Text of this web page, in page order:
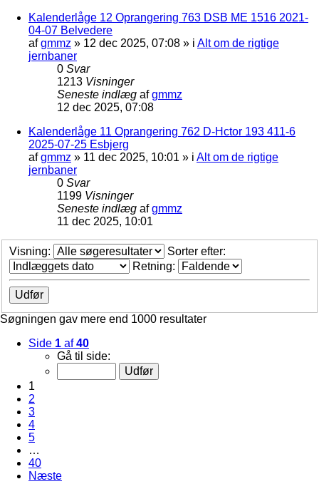
Kalenderlåge 12 Oprangering 763 DSB ME 1516 2021-
04-07 Belvedere
afgmmz » 12 dec 2025, 07:08 » i Alt om de rigtige
jernbaner
0 Svar
1213 Visninger
Seneste indlæg afgmmz
12 dec 2025, 07:08
Kalenderlåge 11 Oprangering 762 D-Hctor 193 411-6
2025-07-25 Esbjerg
afgmmz » 11 dec 2025, 10:01 » i Alt om de rigtige
jernbaner
0 Svar
1199 Visninger
Seneste indlæg afgmmz
11 dec 2025, 10:01
Visning:
Sorter efter:
Retning:
Søgningen gav mere end 1000 resultater
Side 1 af40
Gå til side:
1
2
3
4
5
…
40
Næste